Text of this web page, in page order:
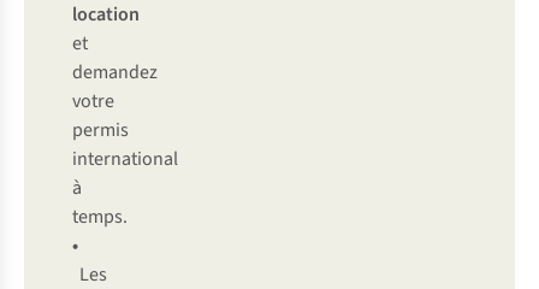
location
et
demandez
votre
permis
international
à
temps.
•
Les